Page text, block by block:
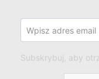
Wpisz adres email
Subskrybuj, aby